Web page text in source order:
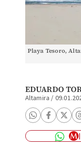
Playa Tesoro,
EDUARDO
Altamira /